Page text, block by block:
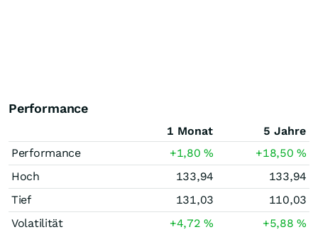
Performance
1 Monat
5 Jahre
Performance
+1,80% +18,50%
Hoch
133,94
133,94
Tief
131,03
110,03
Volatilität
+4,72% +5,88%